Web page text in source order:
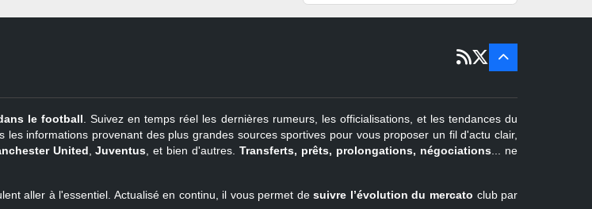
Portugal
15 sept
sept
Turquie
sept
Belgique
juil -
31 août
le football. Suivez en temps réel les dernières rumeurs, les officialisations, et les tendances du
informations provenant des plus grandes sources sportives pour vous proposer un fil d'actu clair,
United,Juventus, et bien d'autres.Transferts, prêts, prolongations, négociations... ne
aller à l'essentiel. Actualisé en continu, il vous permet desuivre l’évolution du mercato club par